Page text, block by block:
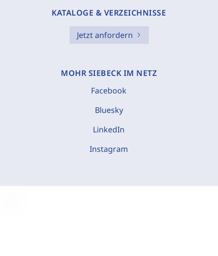
KATALOGE & VERZEICHNISSE
Jetzt anfordern
MOHR SIEBECK IM NETZ
Facebook
Bluesky
LinkedIn
Instagram